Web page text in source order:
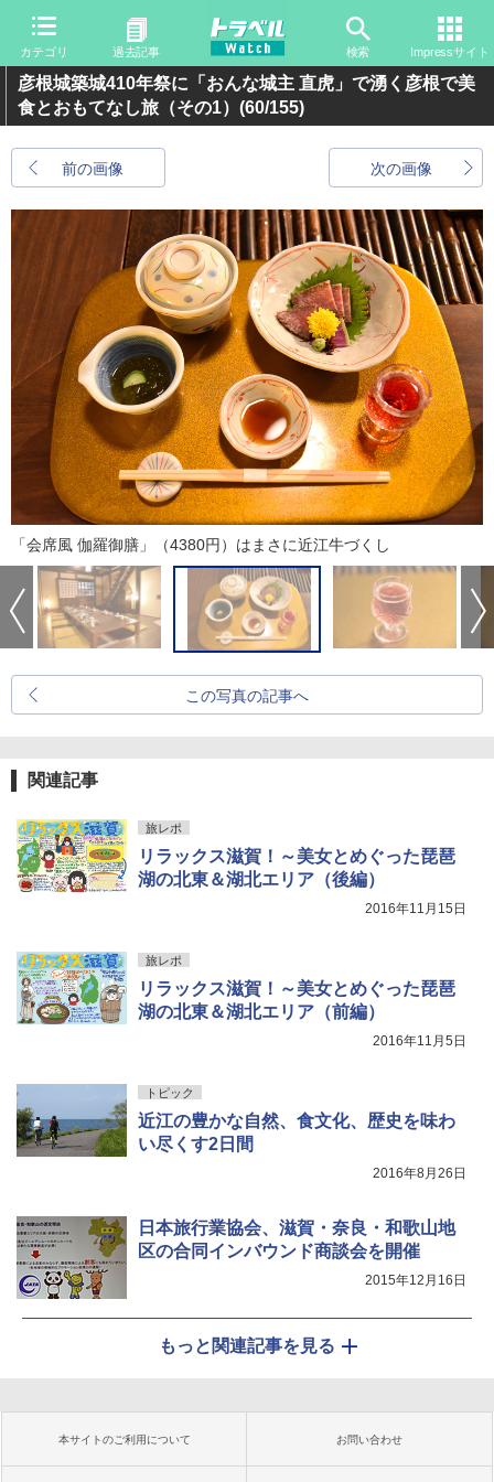
カテゴリ 過去記事 検索 Impressサイト
彦根城築城410年祭に「おんな城主 直虎」で湧く彦根で美
食とおもてなし旅（その1） (60/155)
前の画像 次の画像
「会席風 伽羅御膳」（4380円）はまさに近江牛づくし
この写真の記事へ
関連記事
旅レポ
リラックス滋賀！～美女とめぐった琵琶
湖の北東＆湖北エリア（後編）
2016年11月15日
旅レポ
リラックス滋賀！～美女とめぐった琵琶
湖の北東＆湖北エリア（前編）
2016年11月5日
トピック
近江の豊かな自然、食文化、歴史を味わ
い尽くす2日間
2016年8月26日
日本旅行業協会、滋賀・奈良・和歌山地
区の合同インバウンド商談会を開催
2015年12月16日
もっと関連記事を見る
本サイトのご利用について お問い合わせ